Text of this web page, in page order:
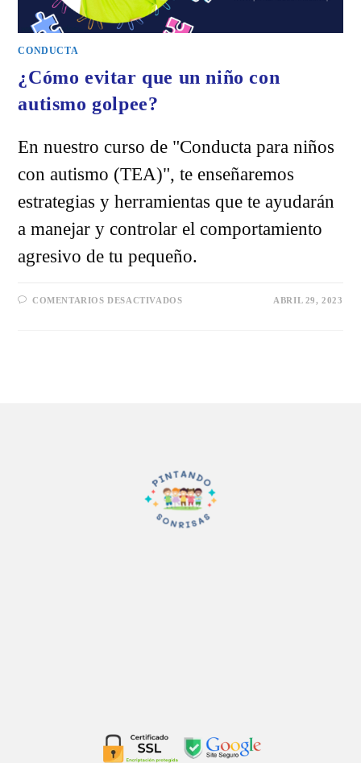
CONDUCTA
¿Cómo evitar que un niño con
autismo golpee?
En nuestro curso de "Conducta para niños
con autismo (TEA)", te enseñaremos
estrategias y herramientas que te ayudarán
a manejar y controlar el comportamiento
agresivo de tu pequeño.
COMENTARIOS DESACTIVADOSEN
ABRIL 29, 2023